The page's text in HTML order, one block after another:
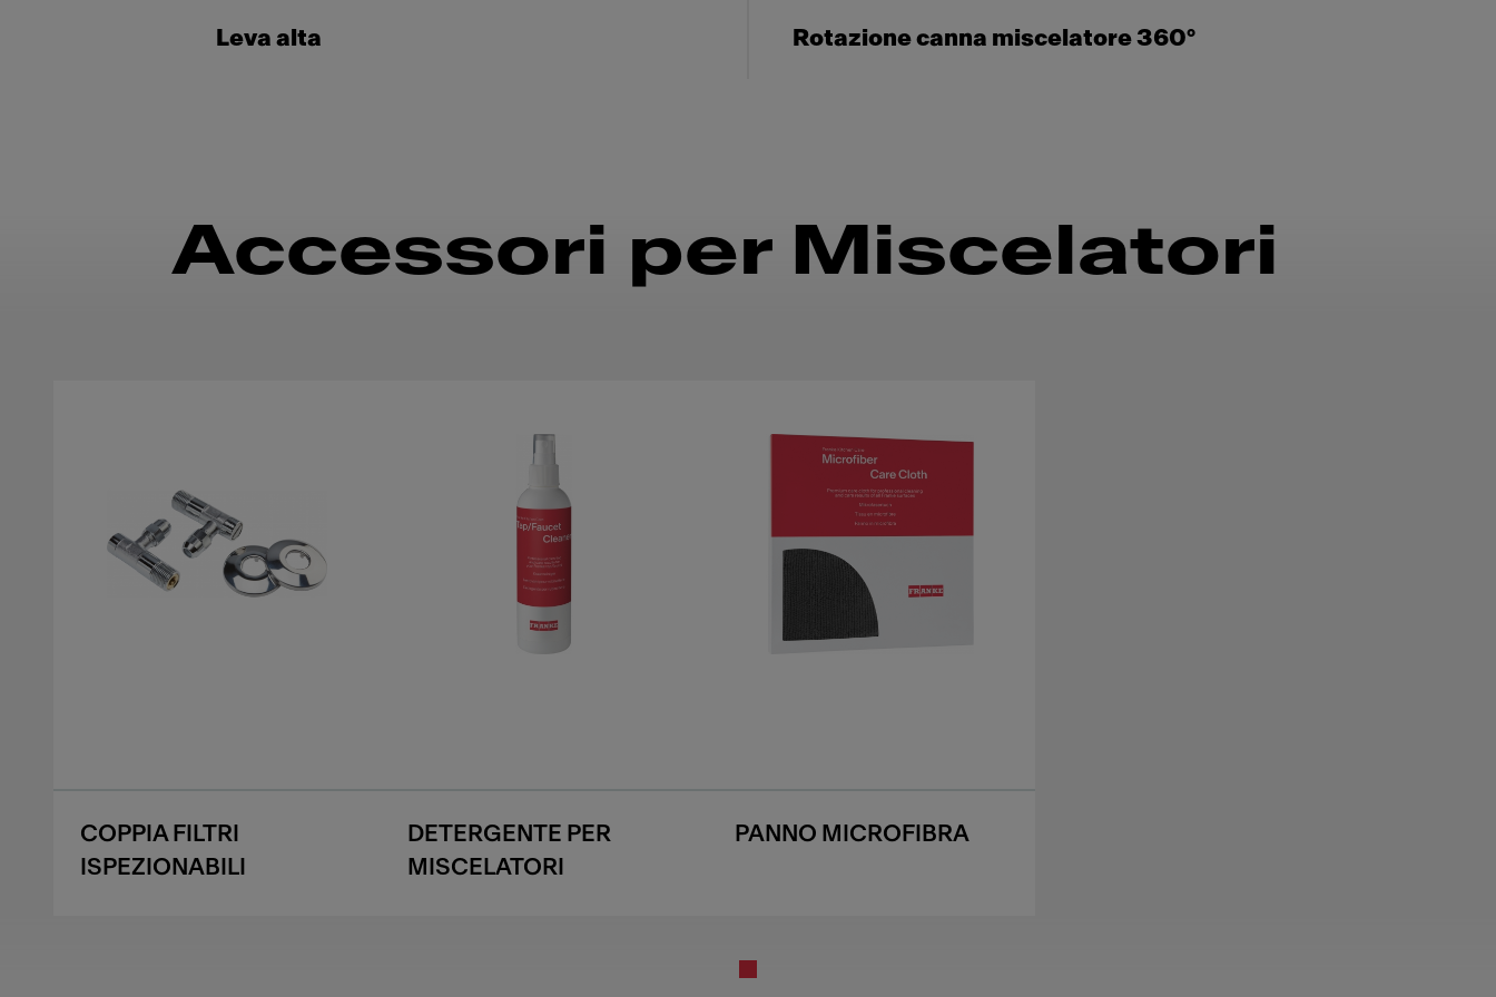
Leva alta Rotazione canna miscelatore 360°
Accessori per Miscelatori
COPPIA FILTRI
ISPEZIONABILI
DETERGENTE PER
MISCELATORI
PANNO MICROFIBRA